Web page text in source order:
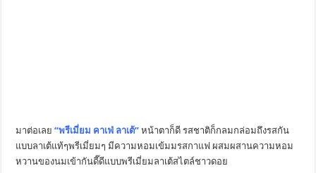
มาต่อเลย “พรีเมี่ยม คาเฟ่ ลาเต้” หน้าตาก็ดี รสชาติก็กลมกล่อมถึงรสกัน
แบบลาเต้แท้ๆพรีเมี่ยมๆ มีความหอมเข้มมรสกาแฟ ผสมผสานความหอม
หวานของนมเข้ากันดี๊ดีแบบพรีเมี่ยมลาเต้สไตล์ชาวดอย